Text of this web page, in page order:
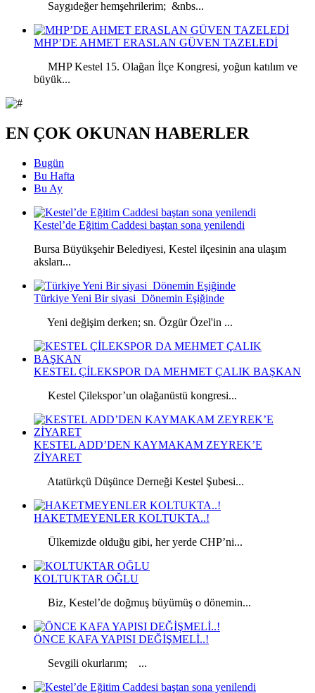
Saygıdeğer hemşehrilerim; &nbs...
MHP’DE AHMET ERASLAN GÜVEN TAZELEDİ
MHP Kestel 15. Olağan İlçe Kongresi, yoğun katılım ve
büyük...
EN ÇOK OKUNAN HABERLER
Bugün
Bu Hafta
Bu Ay
Kestel’de Eğitim Caddesi baştan sona yenilendi
Bursa Büyükşehir Belediyesi, Kestel ilçesinin ana ulaşım
aksları...
Türkiye Yeni Bir siyasi Dönemin Eşiğinde
Yeni değişim derken; sn. Özgür Özel'in ...
KESTEL ÇİLEKSPOR DA MEHMET ÇALIK BAŞKAN
Kestel Çilekspor’un olağanüstü kongresi...
KESTEL ADD’DEN KAYMAKAM ZEYREK’E
ZİYARET
Atatürkçü Düşünce Derneği Kestel Şubesi...
HAKETMEYENLER KOLTUKTA..!
Ülkemizde olduğu gibi, her yerde CHP’ni...
KOLTUKTAR OĞLU
Biz, Kestel’de doğmuş büyümüş o dönemin...
ÖNCE KAFA YAPISI DEĞİŞMELİ..!
Sevgili okurlarım; ...